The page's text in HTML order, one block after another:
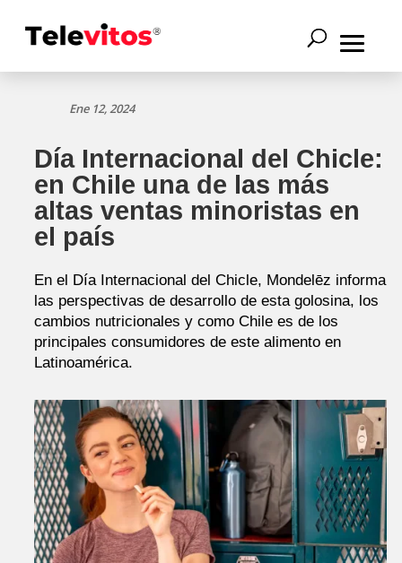
Ene 12, 2024
Día Internacional del Chicle:
en Chile una de las más
altas ventas minoristas en
el país
En el Día Internacional del Chicle, Mondelēz informa
las perspectivas de desarrollo de esta golosina, los
cambios nutricionales y como Chile es de los
principales consumidores de este alimento en
Latinoamérica.